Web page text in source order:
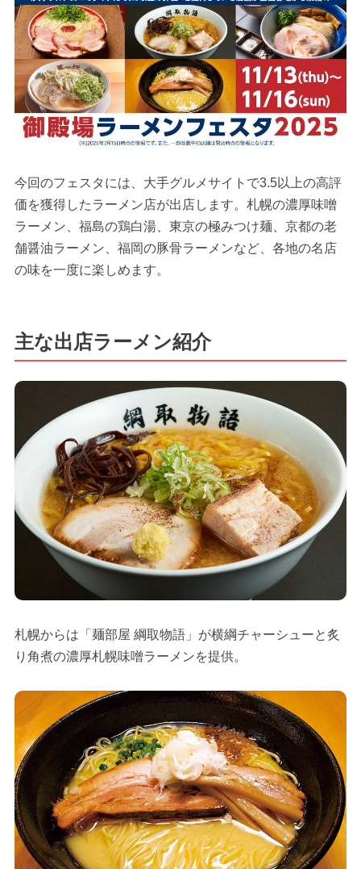
今回のフェスタには、大手グルメサイトで3.5以上の高評
価を獲得したラーメン店が出店します。札幌の濃厚味噌
ラーメン、福島の鶏白湯、東京の極みつけ麺、京都の老
舗醤油ラーメン、福岡の豚骨ラーメンなど、各地の名店
の味を一度に楽しめます。
主な出店ラーメン紹介
札幌からは「麺部屋 綱取物語」が横綱チャーシューと炙
り角煮の濃厚札幌味噌ラーメンを提供。